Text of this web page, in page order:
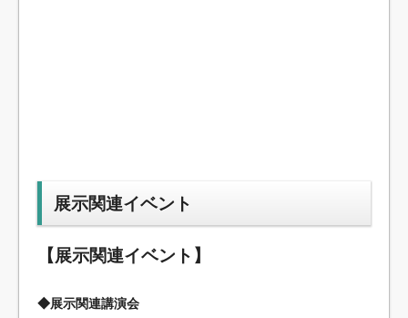
展示関連イベント
【展示関連イベント】
◆展示関連講演会